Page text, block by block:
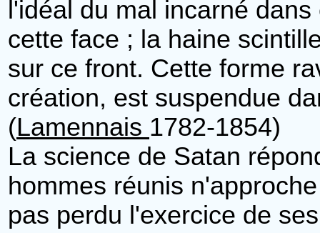
l'idéal du mal incarné
cette face ; la haine
sur ce front. Cette forme
création, est suspendue
(Lamennais 1782-1854)
La science de Satan
hommes réunis
pas perdu l'exercice de